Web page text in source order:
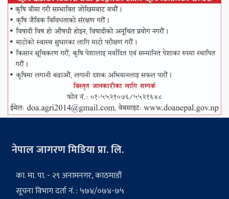
नेपाल जागरण मिडिया प्रा. लि.
का. मा. पा. - २९ अनामनगर, काठमाडौं
सूचना विभाग दर्ता नं. : ५७४/०७४-७५